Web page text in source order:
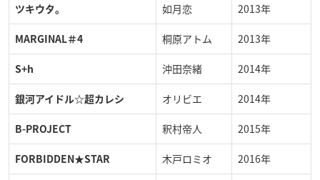
ツキウタ。 如月恋 2013年
MARGINAL＃4 桐原アトム 2013年
S+h 沖田奈緒 2014年
銀河アイドル☆超カレシ オリビエ 2014年
B-PROJECT 釈村帝人 2015年
FORBIDDEN★STAR 木戸ロミオ 2016年